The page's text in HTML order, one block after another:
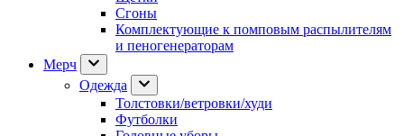
Сгоны
Комплектующие к помповым распылителям
и пеногенераторам
Мерч
Одежда
Толстовки/ветровки/худи
Футболки